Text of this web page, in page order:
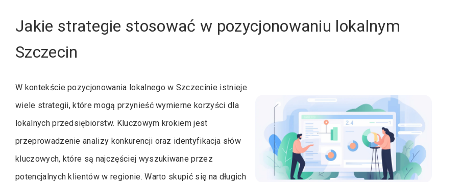
Jakie strategie stosować w pozycjonowaniu lokalnym
Szczecin
W kontekście pozycjonowania lokalnego w Szczecinie istnieje
wiele strategii, które mogą przynieść wymierne korzyści dla
lokalnych przedsiębiorstw. Kluczowym krokiem jest
przeprowadzenie analizy konkurencji oraz identyfikacja słów
kluczowych, które są najczęściej wyszukiwane przez
potencjalnych klientów w regionie. Warto skupić się na długich